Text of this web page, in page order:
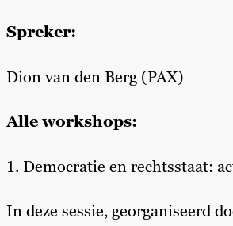
Spreker:
Dion van den Berg (PAX)
Alle workshops:
1. Democratie en rechtsstaat:
In deze sessie, georganiseerd